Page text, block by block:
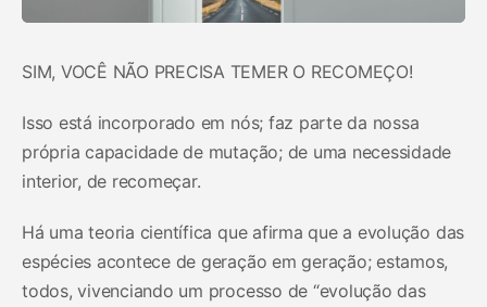
SIM, VOCÊ NÃO PRECISA TEMER O RECOMEÇO!
Isso está incorporado em nós; faz parte da nossa
própria capacidade de mutação; de uma necessidade
interior, de recomeçar.
Há uma teoria científica que afirma que a evolução das
espécies acontece de geração em geração; estamos,
todos, vivenciando um processo de “evolução das